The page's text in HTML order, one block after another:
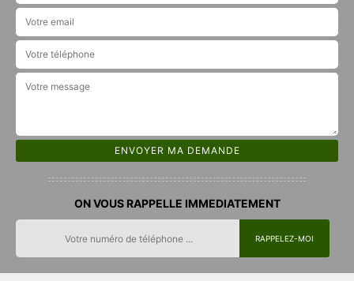
ON VOUS RAPPELLE IMMEDIATEMENT